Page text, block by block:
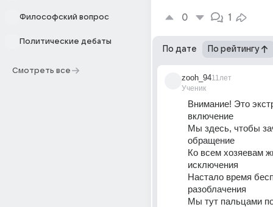
Философский вопрос
Политические дебаты
Смотреть все
0 1
По дате По рейтингу
zooh_94
Ученик
11лет
Внимание! Это
включение
Мы здесь, чтобы
обращение
Ко всем хозяевам
исключения
Настало время
разоблачения
Мы тут пальцами